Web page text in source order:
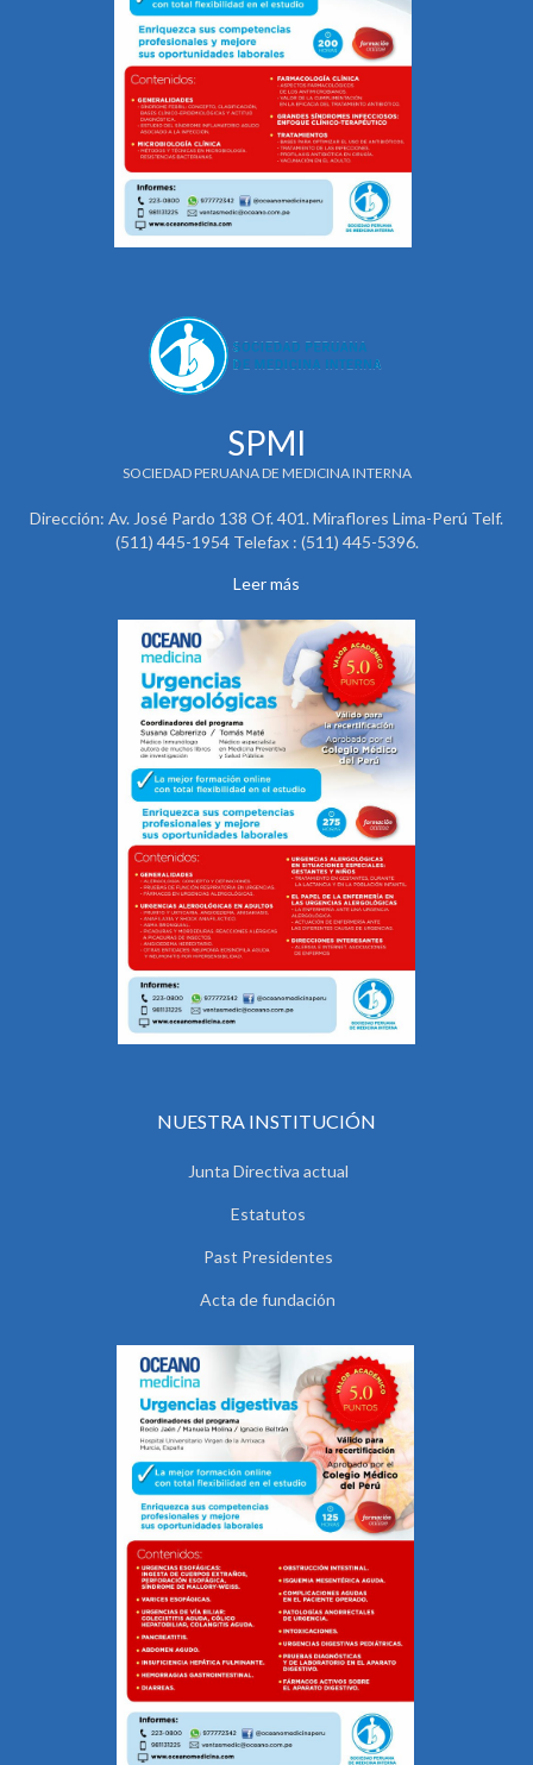
SPMI
SOCIEDAD PERUANA DE MEDICINA INTERNA
Dirección: Av. José Pardo 138 Of. 401. Miraflores Lima-Perú Telf.
(511) 445-1954 Telefax : (511) 445-5396.
Leer más
NUESTRA INSTITUCIÓN
Junta Directiva actual
Estatutos
Past Presidentes
Acta de fundación